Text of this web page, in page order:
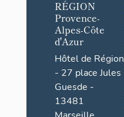
RÉGION
Provence-
Alpes-Côte
d'Azur
Hôtel de Région
- 27 place Jules
Guesde -
13481